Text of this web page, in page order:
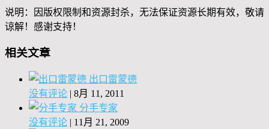
说明：因版权限制和资源封杀，无法保证资源长期有效，敬请
谅解！感谢支持！
相关文章
出口雷蒙德
没有评论 | 8月 11, 2011
分手专家
没有评论 | 11月 21, 2009